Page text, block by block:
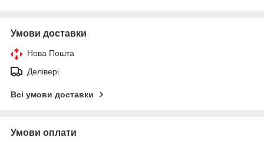
Умови доставки
Нова Пошта
Делівері
Всі умови доставки
Умови оплати